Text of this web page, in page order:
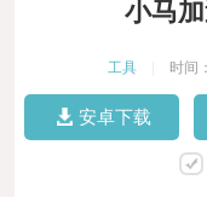
小马
工具 时间
安卓下载